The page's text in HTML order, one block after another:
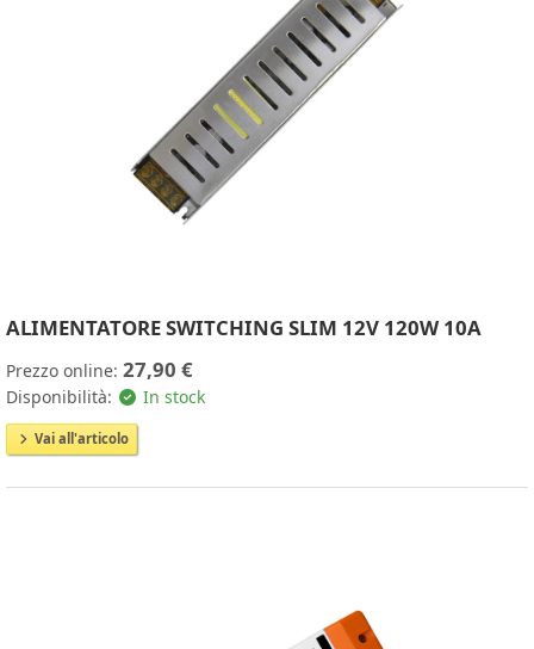
ALIMENTATORE SWITCHING SLIM 12V 120W 10A
Prezzo online: 27,90 €
Disponibilità: In stock
Vai all'articolo